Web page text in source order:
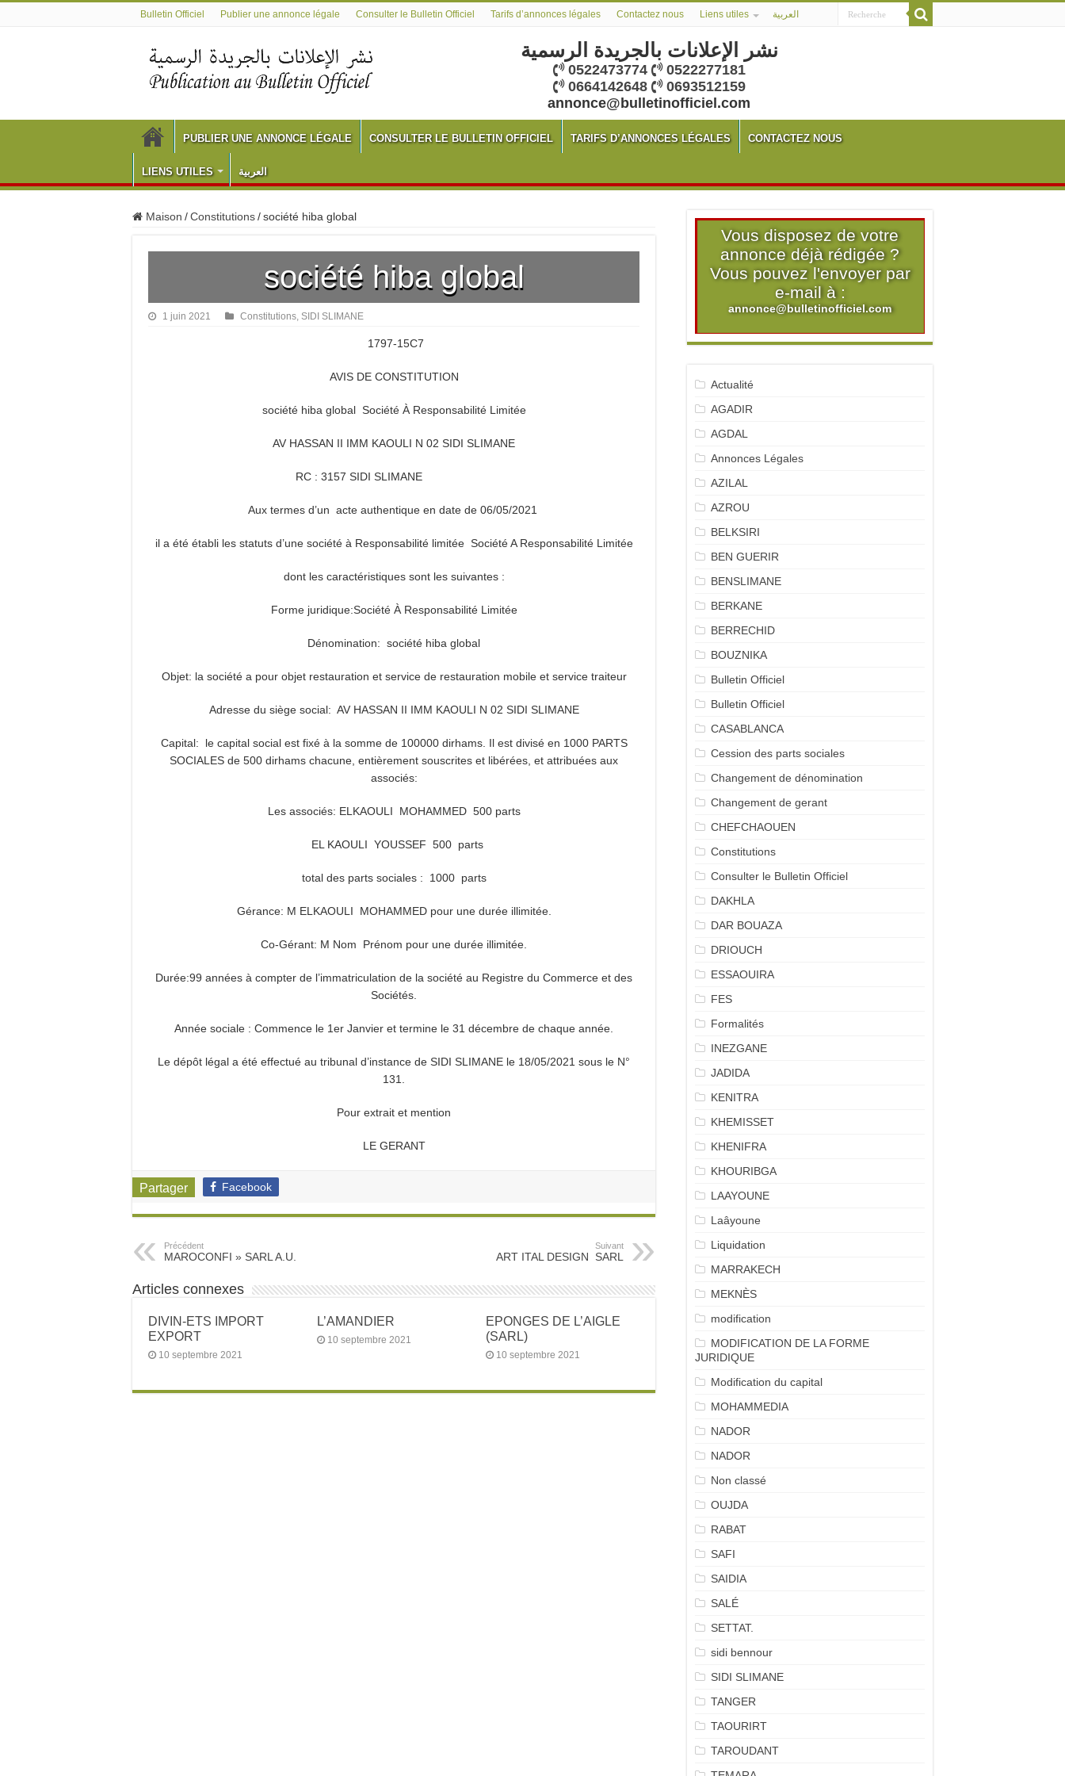
Bulletin Officiel Publier une annonce légale Consulter le Bulletin Officiel Tarifs d’annonces légales Contactez nous Liens utiles العربية
نشر الإعلانات بالجريدة الرسمية
0522473774
0522277181
0664142648
0693512159
annonce@bulletinofficiel.com
PUBLIER UNE ANNONCE LÉGALE CONSULTER LE BULLETIN OFFICIEL TARIFS D’ANNONCES LÉGALES CONTACTEZ NOUS
LIENS UTILES العربية
Maison /Constitutions/société hiba global
société hiba global
1 juin 2021 Constitutions, SIDI SLIMANE
1797-15C7
AVIS DE CONSTITUTION
société hiba global Société À Responsabilité Limitée
AV HASSAN II IMM KAOULI N 02 SIDI SLIMANE
RC : 3157 SIDI SLIMANE
Aux termes d’un acte authentique en date de 06/05/2021
il a été établi les statuts d’une société à Responsabilité limitée Société A Responsabilité Limitée
dont les caractéristiques sont les suivantes :
Forme juridique:Société À Responsabilité Limitée
Dénomination: société hiba global
Objet: la société a pour objet restauration et service de restauration mobile et service traiteur
Adresse du siège social: AV HASSAN II IMM KAOULI N 02 SIDI SLIMANE
Capital: le capital social est fixé à la somme de 100000 dirhams. Il est divisé en 1000 PARTS
SOCIALES de 500 dirhams chacune, entièrement souscrites et libérées, et attribuées aux
associés:
Les associés: ELKAOULI MOHAMMED 500 parts
EL KAOULI YOUSSEF 500 parts
total des parts sociales : 1000 parts
Gérance: M ELKAOULI MOHAMMED pour une durée illimitée.
Co-Gérant: M Nom Prénom pour une durée illimitée.
Durée:99 années à compter de l’immatriculation de la société au Registre du Commerce et des
Sociétés.
Année sociale : Commence le 1er Janvier et termine le 31 décembre de chaque année.
Le dépôt légal a été effectué au tribunal d’instance de SIDI SLIMANE le 18/05/2021 sous le N°
131.
Pour extrait et mention
LE GERANT
Partager Facebook
Précédent
MAROCONFI » SARL A.U.
Suivant
ART ITAL DESIGN SARL
Articles connexes
DIVIN-ETS IMPORT
EXPORT
10 septembre 2021
L’AMANDIER
10 septembre 2021
EPONGES DE L’AIGLE
(SARL)
10 septembre 2021
Vous disposez de votre
annonce déjà rédigée ?
Vous pouvez l'envoyer par
e-mail à :
annonce@bulletinofficiel.com
Actualité
AGADIR
AGDAL
Annonces Légales
AZILAL
AZROU
BELKSIRI
BEN GUERIR
BENSLIMANE
BERKANE
BERRECHID
BOUZNIKA
Bulletin Officiel
Bulletin Officiel
CASABLANCA
Cession des parts sociales
Changement de dénomination
Changement de gerant
CHEFCHAOUEN
Constitutions
Consulter le Bulletin Officiel
DAKHLA
DAR BOUAZA
DRIOUCH
ESSAOUIRA
FES
Formalités
INEZGANE
JADIDA
KENITRA
KHEMISSET
KHENIFRA
KHOURIBGA
LAAYOUNE
Laâyoune
Liquidation
MARRAKECH
MEKNÈS
modification
MODIFICATION DE LA FORME
JURIDIQUE
Modification du capital
MOHAMMEDIA
NADOR
NADOR
Non classé
OUJDA
RABAT
SAFI
SAIDIA
SALÉ
SETTAT.
sidi bennour
SIDI SLIMANE
TANGER
TAOURIRT
TAROUDANT